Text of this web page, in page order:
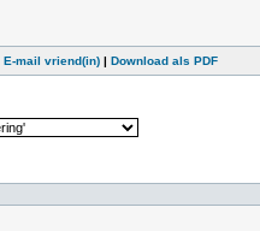
E-mail vriend(in) | Download als PDF